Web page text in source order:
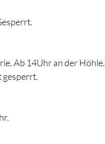
Ab 14Uhr an der Höhle.
gesperrt.